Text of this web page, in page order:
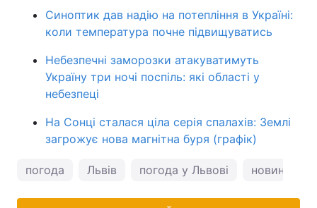
Синоптик дав надію на потепління в Україні:
коли температура почне підвищуватись
Небезпечні заморозки атакуватимуть
Україну три ночі поспіль: які області у
небезпеці
На Сонці сталася ціла серія спалахів: Землі
загрожує нова магнітна буря (графік)
погода Львів погода у Львові новини